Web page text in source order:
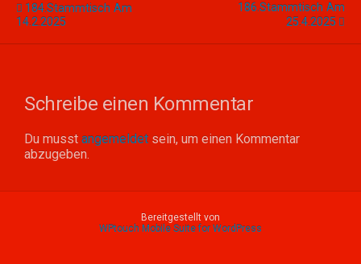
184.Stammtisch Am
14.2.2025
186.Stammtisch Am
25.4.2025
Schreibe einen Kommentar
Du musst angemeldet sein, um einen Kommentar
abzugeben.
Bereitgestellt von
WPtouch Mobile Suite for WordPress